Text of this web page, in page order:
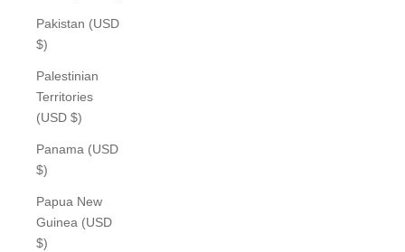
Pakistan (USD
$)
Palestinian
Territories
(USD $)
Panama (USD
$)
Papua New
Guinea (USD
$)